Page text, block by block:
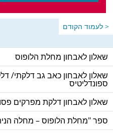
< לעמוד הקודם
שאלון לאבחון מחלת הלופוס
שאלון לאבחון כאב גב דלקתי/
ספונדליטיס
שאלון לאבחון דלקת מפרקים
ספר "מחלת הלופוס – מחלה